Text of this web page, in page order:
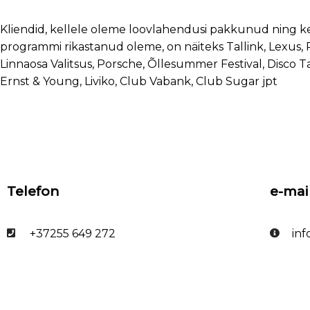
Kliendid, kellele oleme loovlahendusi pakkunud ning
programmi rikastanud oleme, on näiteks Tallink, Lexus,
Linnaosa Valitsus, Porsche, Õllesummer Festival, Disco
Ernst & Young, Liviko, Club Vabank, Club Sugar jpt
Telefon
+37255 649 272
e-